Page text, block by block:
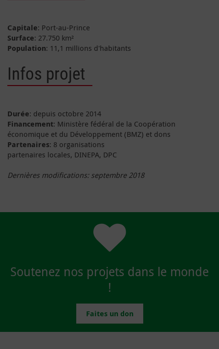
Capitale: Port-au-Prince
Surface: 27.750 km²
Population: 11,1 millions d'habitants
Infos projet
Durée: depuis octobre 2014
Financement: Ministère fédéral de la Coopération
économique et du Développement (BMZ) et dons
Partenaires: 8 organisations
partenaires locales, DINEPA, DPC
Dernières modifications: septembre 2018
Soutenez nos projets dans le monde
!
Faites un don